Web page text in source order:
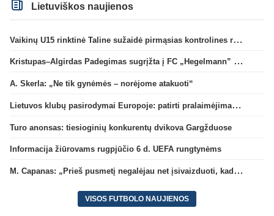
Lietuviškos naujienos
Vaikinų U15 rinktinė Taline sužaidė pirmąsias kontrolines rungtynes
Kristupas–Algirdas Padegimas sugrįžta į FC „Hegelmann” B sudėtį
A. Skerla: „Ne tik gynėmės – norėjome atakuoti“
Lietuvos klubų pasirodymai Europoje: patirti pralaimėjimai Kroatijos atstovams
Turo anonsas: tiesioginių konkurentų dvikova Gargžduose
Informacija žiūrovams rugpjūčio 6 d. UEFA rungtynėms
M. Capanas: „Prieš pusmetį negalėjau net įsivaizduoti, kad žaisime prieš „Hajduk“
VISOS FUTBOLO NAUJIENOS